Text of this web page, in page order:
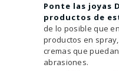
Ponte las joyas
productos de
de lo posible que
productos en
cremas que
abrasiones.